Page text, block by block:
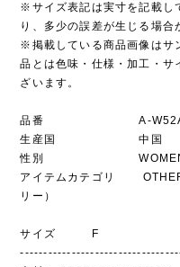
※サイズ表記は実寸を記載し
り、多少の誤差が生じる場合
※掲載している商品画像はサ
品とは色味・仕様・加工・サ
ざいます。
品番 A-
生産国 中国
性別 WOMEN（ウ
アイテムカテゴリ
リー）
サイズ F